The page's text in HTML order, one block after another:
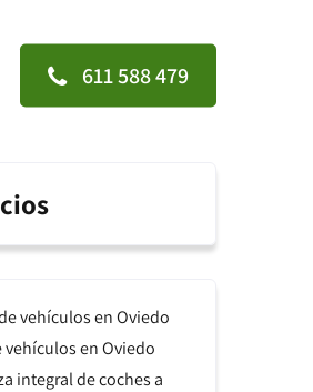
611 588 479
vehículos en Oviedo
vehículos en Oviedo
integral de coches a